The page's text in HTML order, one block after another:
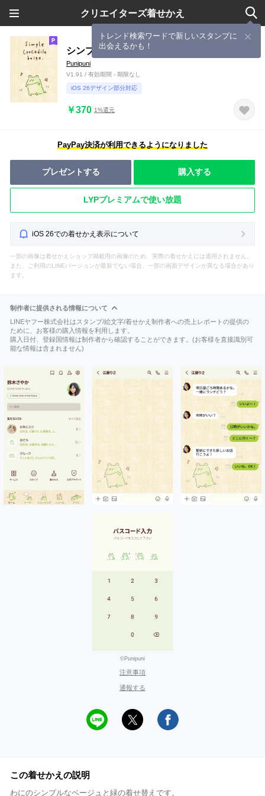
クリエイターズ着せかえ
トレンド検索ワードで新しいスタンプに
出会えるかも！
シンプル ワニ ベージュ グリーン
Punipuni
V1.91 / 有効期間 - 期限なし
iOS 26デザイン部分対応
￥370 1%還元
PayPay決済が利用できるようになりました
プレゼントする 購入する
LYPプレミアムで使い放題
iOS 26での着せかえ表示について
一部の画像は着せかえショップ掲載用の画像のため、実際の着せかえには適用されません。
また、ご利用のLINEバージョンが最新でない場合、一部の画面デザインが異なる場合があり
ます。
制作者に提供される情報について
LINEヤフー株式会社はスタンプ/絵文字/着せかえ制作者への売上レポートの提供の
ために、お客様の購入情報を利用します。
購入日付、登録国情報は制作者から確認することができます。(お客様を直接識別可
能な情報は含まれません)
©Punipuni
注意事項
通報する
この着せかえの説明
わにのシンプルなベージュと緑の着せ替えです。